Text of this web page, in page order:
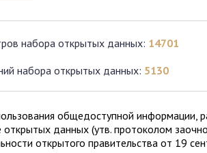
набора открытых данных: 14701
набора открытых данных: 5130
общедоступной
данных (утв. протоколом
открытого правительства от 19